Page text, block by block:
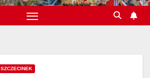
SZCZECINEK